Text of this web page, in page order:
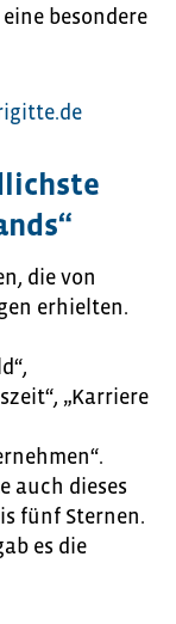
besondere
die von
erhielten.
„Karriere
auch dieses
fünf Sternen.
es die